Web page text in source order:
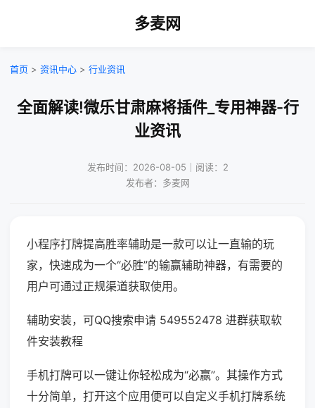
多麦网
首页 > 资讯中心 > 行业资讯
全面解读!微乐甘肃麻将插件_专用神器-行
业资讯
发布时间：2026-08-05｜阅读：2
发布者：多麦网
小程序打牌提高胜率辅助是一款可以让一直输的玩
家，快速成为一个“必胜”的输赢辅助神器，有需要的
用户可通过正规渠道获取使用。
辅助安装，可QQ搜索申请 549552478 进群获取软
件安装教程
手机打牌可以一键让你轻松成为“必赢”。其操作方式
十分简单，打开这个应用便可以自定义手机打牌系统